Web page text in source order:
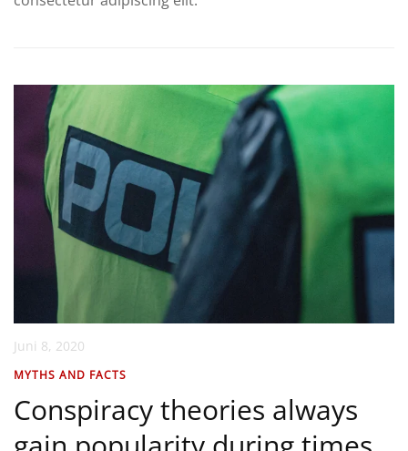
Juni 8, 2020
MYTHS AND FACTS
Conspiracy theories always